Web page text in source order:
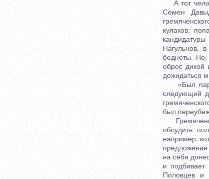
А тот
Семен
кулаков:
Нагульнов,
бедноты. Но,
оброс дикой
дожидаться
«Был
следующий
был
обсудить
например,
предложение
на себя
и
Половцев и